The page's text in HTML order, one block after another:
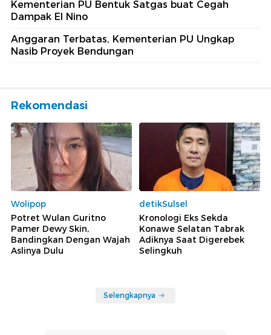
Kementerian PU Bentuk Satgas buat Cegah
Dampak El Nino
Anggaran Terbatas, Kementerian PU Ungkap
Nasib Proyek Bendungan
Rekomendasi
Wolipop
Potret Wulan Guritno
Pamer Dewy Skin,
Bandingkan Dengan Wajah
Aslinya Dulu
detikSulsel
Kronologi Eks Sekda
Konawe Selatan Tabrak
Adiknya Saat Digerebek
Selingkuh
Selengkapnya